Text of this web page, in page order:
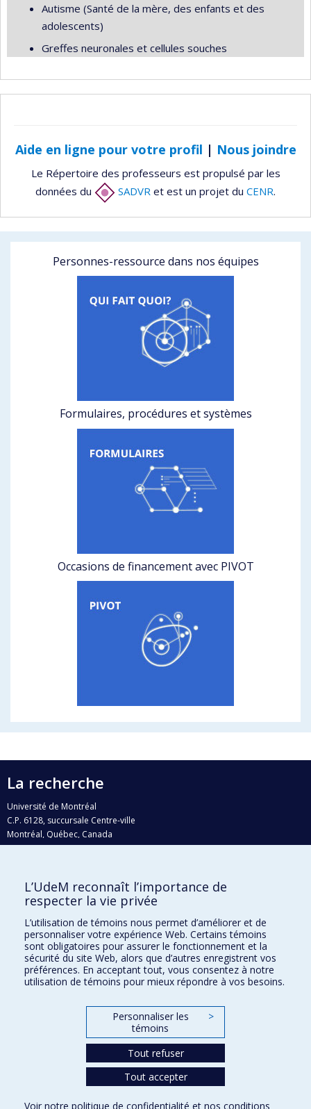
Autisme (Santé de la mère, des enfants et des
adolescents)
Greffes neuronales et cellules souches
Aide en ligne pour votre profil | Nous joindre
Le Répertoire des professeurs est propulsé par les
données du
SADVR et est un projet du CENR.
Personnes-ressource dans nos équipes
Formulaires, procédures et systèmes
Occasions de financement avec PIVOT
La recherche
Université de Montréal
C.P. 6128, succursale Centre-ville
Montréal, Québec, Canada
H3C 3J7
Qui fait quoi?
Nous trouver
Plan du site
Accessibilité
L’UdeM reconnaît l’importance de
respecter la vie privée
L’utilisation de témoins nous permet d’améliorer et de
personnaliser votre expérience Web. Certains témoins
sont obligatoires pour assurer le fonctionnement et la
sécurité du site Web, alors que d’autres enregistrent vos
préférences. En acceptant tout, vous consentez à notre
utilisation de témoins pour mieux répondre à vos besoins.
Personnaliser les
témoins
>
Tout refuser
Tout accepter
Voir notre politique de confidentialité et nos conditions